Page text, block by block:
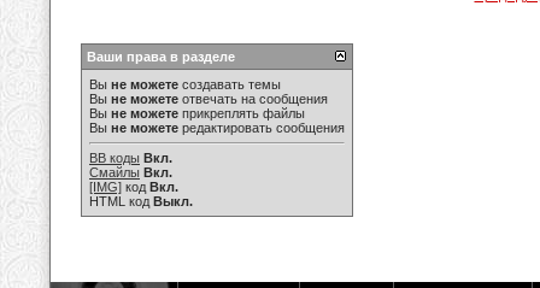
Ваши права в разделе
Вы не можете создавать темы
Вы не можете отвечать на сообщения
Вы не можете прикреплять файлы
Вы не можете редактировать сообщения
BB коды Вкл.
Смайлы Вкл.
[IMG] код Вкл.
HTML код Выкл.